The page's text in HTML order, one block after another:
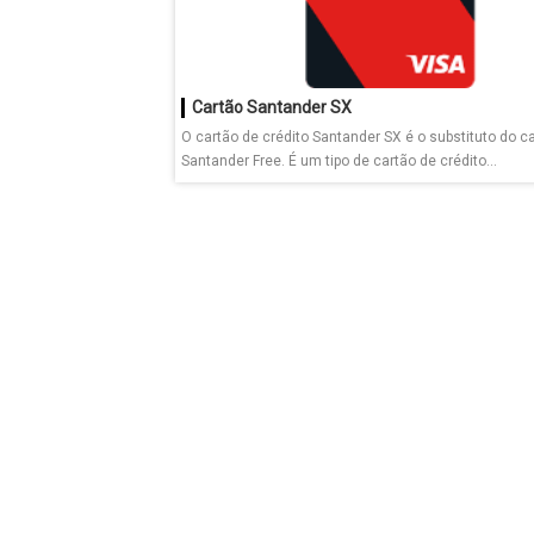
Cartão Santander SX
O cartão de crédito Santander SX é o substituto do
Santander Free. É um tipo de cartão de crédito...